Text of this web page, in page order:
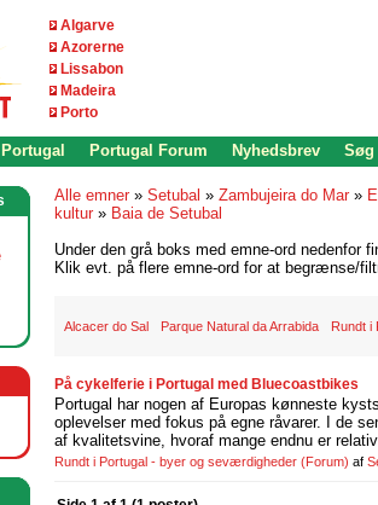
Algarve
Azorerne
Lissabon
Madeira
Porto
Portugal Forum Nyhedsbrev Søg
Alle emner » Setubal » Zambujeira do Mar »
kultur » Baia de Setubal
Under den grå boks med emne-ord nedenfor
Klik evt. på flere emne-ord for at begrænse/
Alcacer do Sal Parque Natural da Arrabida Rundt i
På cykelferie i Portugal med Bluecoastbikes
Portugal har nogen af Europas kønneste
oplevelser med fokus på egne råvarer. I de
af kvalitetsvine, hvoraf mange endnu er
Rundt i Portugal - byer og seværdigheder (Forum) af